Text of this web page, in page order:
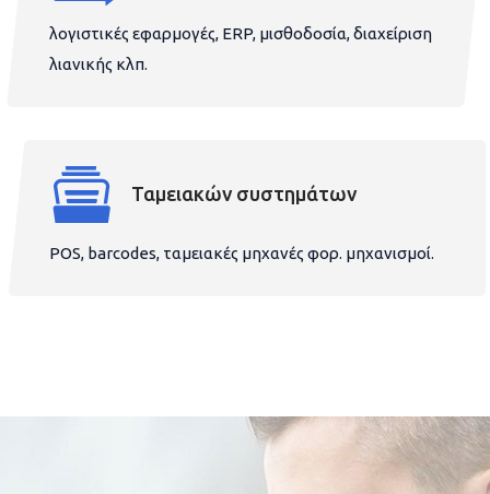
λογιστικές εφαρμογές, ERP, μισθοδοσία, διαχείριση
λιανικής κλπ.
Ταμειακών συστημάτων
POS, barcodes, ταμειακές μηχανές φορ. μηχανισμοί.